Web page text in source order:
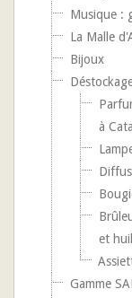
Musique :
La Malle
Bijoux
à
et
Gamme